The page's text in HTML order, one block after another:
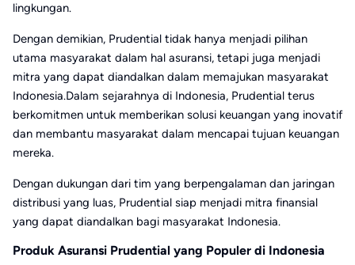
lingkungan.
Dengan demikian, Prudential tidak hanya menjadi pilihan
utama masyarakat dalam hal asuransi, tetapi juga menjadi
mitra yang dapat diandalkan dalam memajukan masyarakat
Indonesia.Dalam sejarahnya di Indonesia, Prudential terus
berkomitmen untuk memberikan solusi keuangan yang inovatif
dan membantu masyarakat dalam mencapai tujuan keuangan
mereka.
Dengan dukungan dari tim yang berpengalaman dan jaringan
distribusi yang luas, Prudential siap menjadi mitra finansial
yang dapat diandalkan bagi masyarakat Indonesia.
Produk Asuransi Prudential yang Populer di Indonesia